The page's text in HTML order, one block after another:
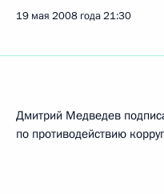
19 мая 2008 года21:30
Дмитрий Медведев
по противодействию